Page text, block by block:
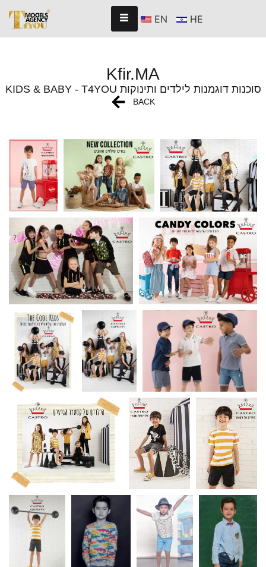
EN HE
Kfir.MA
KIDS & BABY - T4YOU סוכנות דוגמנות לילדים ותינוקות
BACK